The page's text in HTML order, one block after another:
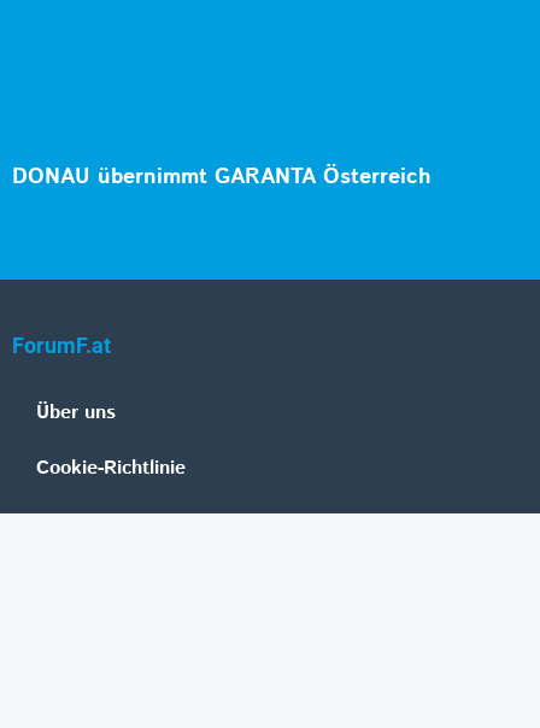
DONAU übernimmt GARANTA Österreich
ForumF.at
Über uns
Cookie-Richtlinie